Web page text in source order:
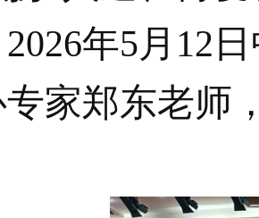
2026年5月 12
家郑东老师